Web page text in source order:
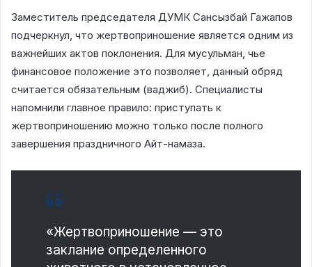
Заместитель председателя ДУМК Сансызбай Гажапов
подчеркнул, что жертвоприношение является одним из
важнейших актов поклонения. Для мусульман, чье
финансовое положение это позволяет, данный обряд
считается обязательным (ваджиб). Специалисты
напомнили главное правило: приступать к
жертвоприношению можно только после полного
завершения праздничного Айт-намаза.
«Жертвоприношение — это
заклание определенного